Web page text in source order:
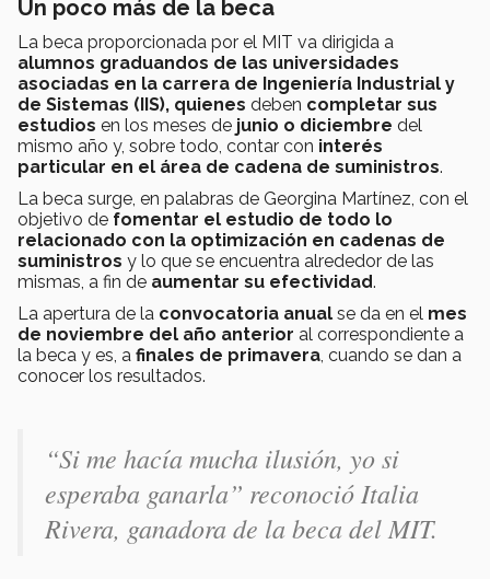
Un poco más de la beca
La beca proporcionada por el MIT va dirigida a
alumnos graduandos de las universidades
asociadas en la carrera de Ingeniería Industrial y
de Sistemas (IIS), quienes deben completar sus
estudios en los meses de junio o diciembre del
mismo año y, sobre todo, contar con interés
particular en el área de cadena de suministros.
La beca surge, en palabras de Georgina Martínez, con el
objetivo de fomentar el estudio de todo lo
relacionado con la optimización en cadenas de
suministros y lo que se encuentra alrededor de las
mismas, a fin de aumentar su efectividad.
La apertura de la convocatoria anual se da en el mes
de noviembre del año anterior al correspondiente a
la beca y es, a finales de primavera, cuando se dan a
conocer los resultados.
“Si me hacía mucha ilusión, yo si
esperaba ganarla” reconoció Italia
Rivera, ganadora de la beca del MIT.